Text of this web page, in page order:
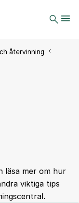
återvinning
läsa mer om hur
viktiga tips